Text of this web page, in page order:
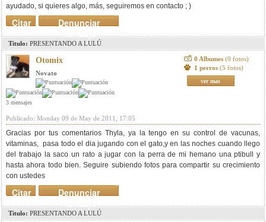
ayudado, si quieres algo, más, seguiremos en contacto ; )
Denunciar
mensaje
Citar
Titulo: PRESENTANDO A LULÚ
Otomix
Novato
3 mensajes
0 Albumes (0 fotos)
1 perros (5 fotos)
ver mas
Publicado: Monday 09 de May de 2011, 17:05
Gracias por tus comentarios Thyla, ya la tengo en su control de vacunas,
vitaminas, pasa todo el dia jugando con el gato,y en las noches cuando llego
del trabajo la saco un rato a jugar con la perra de mi hemano una ptibull y
hasta ahora todo bien. Seguire subiendo fotos para compartir su crecimiento
con ustedes
Denunciar
mensaje
Citar
Titulo: PRESENTANDO A LULÚ